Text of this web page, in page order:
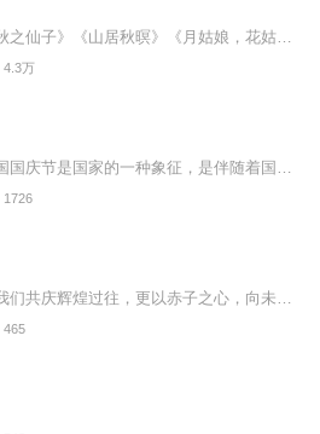
4.3万
1726
465